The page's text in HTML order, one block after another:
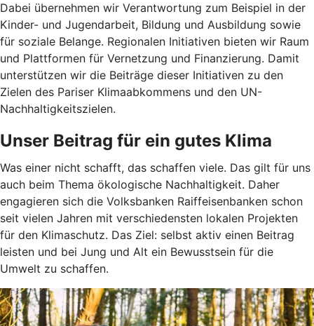
Dabei übernehmen wir Verantwortung zum Beispiel in der
Kinder- und Jugendarbeit, Bildung und Ausbildung sowie
für soziale Belange. Regionalen Initiativen bieten wir Raum
und Plattformen für Vernetzung und Finanzierung. Damit
unterstützen wir die Beiträge dieser Initiativen zu den
Zielen des Pariser Klimaabkommens und den UN-
Nachhaltigkeitszielen.
Unser Beitrag für ein gutes Klima
Was einer nicht schafft, das schaffen viele. Das gilt für uns
auch beim Thema ökologische Nachhaltigkeit. Daher
engagieren sich die Volksbanken Raiffeisenbanken schon
seit vielen Jahren mit verschiedensten lokalen Projekten
für den Klimaschutz. Das Ziel: selbst aktiv einen Beitrag
leisten und bei Jung und Alt ein Bewusstsein für die
Umwelt zu schaffen.